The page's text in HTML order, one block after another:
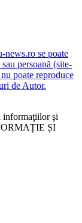
news.ro se poate
persoană (site-
poate reproduce
de Autor.
informaţiilor şi
ȘI